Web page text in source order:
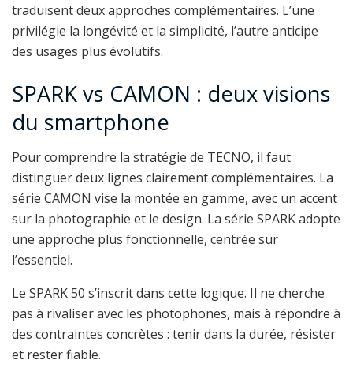
traduisent deux approches complémentaires. L’une
privilégie la longévité et la simplicité, l’autre anticipe
des usages plus évolutifs.
SPARK vs CAMON : deux visions
du smartphone
Pour comprendre la stratégie de TECNO, il faut
distinguer deux lignes clairement complémentaires. La
série CAMON vise la montée en gamme, avec un accent
sur la photographie et le design. La série SPARK adopte
une approche plus fonctionnelle, centrée sur
l’essentiel.
Le SPARK 50 s’inscrit dans cette logique. Il ne cherche
pas à rivaliser avec les photophones, mais à répondre à
des contraintes concrètes : tenir dans la durée, résister
et rester fiable.